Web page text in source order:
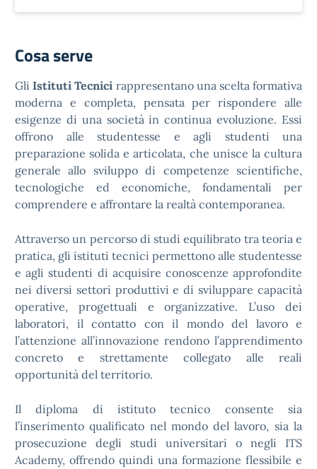
Cosa serve
GliIstituti Tecnici rappresentano una scelta formativa
moderna e completa, pensata per rispondere alle
esigenze di una società in continua evoluzione. Essi
offrono alle studentesse e agli studenti una
preparazione solida e articolata, che unisce la cultura
generale allo sviluppo di competenze scientifiche,
tecnologiche ed economiche, fondamentali per
comprendere e affrontare la realtà contemporanea.
Attraverso un percorso di studi equilibrato tra teoria e
pratica, gli istituti tecnici permettono alle studentesse
e agli studenti di acquisire conoscenze approfondite
nei diversi settori produttivi e di sviluppare capacità
operative, progettuali e organizzative. L’uso dei
laboratori, il contatto con il mondo del lavoro e
l’attenzione all’innovazione rendono l’apprendimento
concreto e strettamente collegato alle reali
opportunità del territorio.
Il diploma di istituto tecnico consente sia
l’inserimento qualificato nel mondo del lavoro, sia la
prosecuzione degli studi universitari o negli ITS
Academy, offrendo quindi una formazione flessibile e